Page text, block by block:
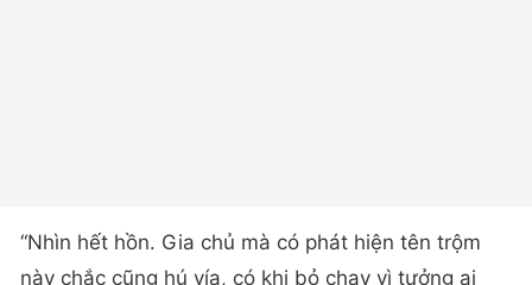
“Nhìn hết hồn. Gia chủ mà có phát hiện tên trộm
này chắc cũng hú vía, có khi bỏ chạy vì tưởng ai